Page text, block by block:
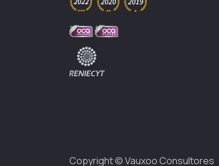
Copyright ©Vauxoo Consultores